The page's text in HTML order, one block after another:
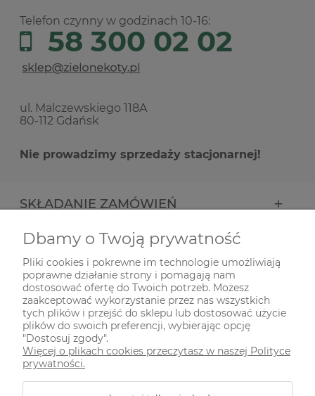
Telefon czynny w godzinach 10-16:
58 300 02 02
ul. Malczewskiego 118A
80-112 Gdańsk
Nie prowadzimy sprzedaży stacjonarnej!
SKŁADANIE ZAMÓWIEŃ
INFORMACJE
ODWIEDŹ NAS NA
Dbamy o Twoją prywatność
Pliki cookies i pokrewne im technologie umożliwiają
poprawne działanie strony i pomagają nam
dostosować ofertę do Twoich potrzeb. Możesz
zaakceptować wykorzystanie przez nas wszystkich
tych plików i przejść do sklepu lub dostosować użycie
plików do swoich preferencji, wybierając opcję
"Dostosuj zgody".
Więcej o plikach cookies przeczytasz w naszej Polityce
prywatności.